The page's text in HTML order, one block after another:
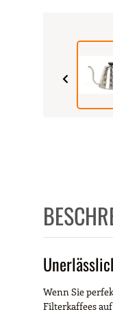
Wenn Sie
Filterkaffees